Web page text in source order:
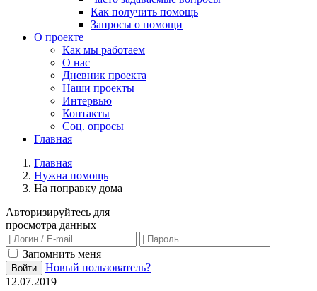
Как получить помощь
Запросы о помощи
О проекте
Как мы работаем
О нас
Дневник проекта
Наши проекты
Интервью
Контакты
Соц. опросы
Главная
Главная
Нужна помощь
На поправку дома
Авторизируйтесь для
просмотра данных
Запомнить меня
Войти
Новый пользователь?
12.07.2019